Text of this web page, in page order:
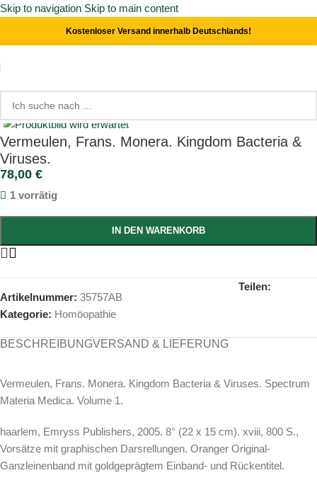
Skip to navigation Skip to main content
Kostenloser Versand innerhalb Deutschlands!
Start/ Homöopathie
Click to enlarge
Vermeulen, Frans. Monera. Kingdom Bacteria &
Viruses.
78,00 €
1 vorrätig
IN DEN WARENKORB
Artikelnummer: 35757AB
Kategorie: Homöopathie
Teilen:
BESCHREIBUNGVERSAND & LIEFERUNG
Vermeulen, Frans. Monera. Kingdom Bacteria & Viruses. Spectrum
Materia Medica. Volume 1.
haarlem, Emryss Publishers, 2005. 8° (22 x 15 cm). xviii, 800 S.,
Vorsätze mit graphischen Darsrellungen. Oranger Original-
Ganzleinenband mit goldgeprägtem Einband- und Rückentitel.